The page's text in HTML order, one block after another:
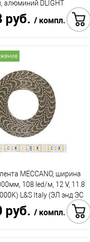
алюминий DLIGHT
руб. / компл.
Купить в 1 клик
MECCANO, ширина
108 led/м, 12 V, 11.8
L&S Italy (ЭЛ энд ЭС
руб. / компл.